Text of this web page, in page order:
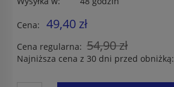
Cena: 49,40 zł
Cena regularna: 54,90 zł
Najniższa cena z 30 dni przed obniżką: